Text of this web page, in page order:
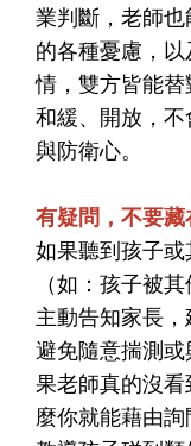
業判斷，老師
的各種憂慮，
情，雙方皆能
和緩、開放，
與防衛心。
有疑問，不要
如果聽到孩子
（如：孩子被
主動告知家長
避免隨意揣測
果老師真的沒
麼你就能藉由